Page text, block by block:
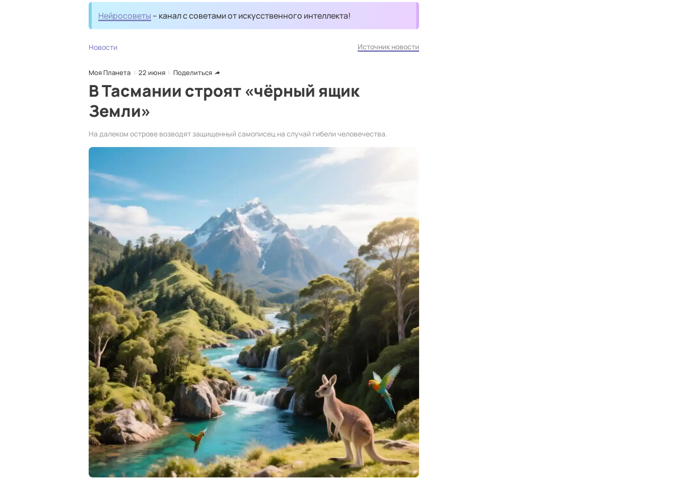
Нейросоветы – канал с советами от искусственного интеллекта!
Новости Источник новости
Моя Планета 22 июня Поделиться
В Тасмании строят «чёрный ящик
Земли»
На далеком острове возводят защищенный самописец на случай гибели человечества.